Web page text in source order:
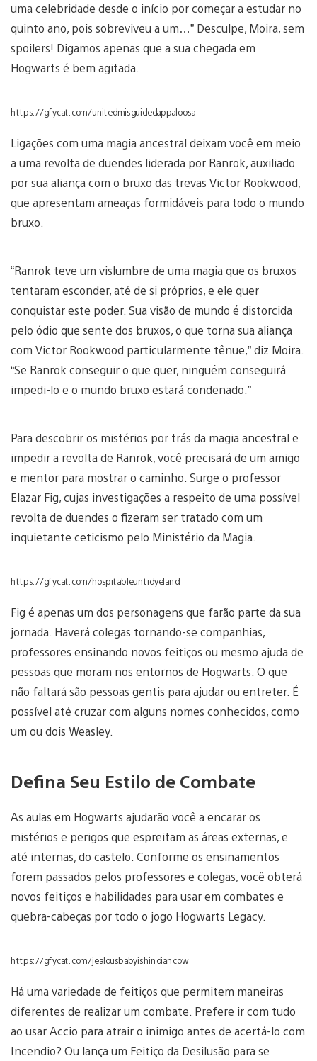
uma celebridade desde o início por começar a estudar no
quinto ano, pois sobreviveu a um…” Desculpe, Moira, sem
spoilers! Digamos apenas que a sua chegada em
Hogwarts é bem agitada.
https://gfycat.com/unitedmisguidedappaloosa
Ligações com uma magia ancestral deixam você em meio
a uma revolta de duendes liderada por Ranrok, auxiliado
por sua aliança com o bruxo das trevas Victor Rookwood,
que apresentam ameaças formidáveis para todo o mundo
bruxo.
“Ranrok teve um vislumbre de uma magia que os bruxos
tentaram esconder, até de si próprios, e ele quer
conquistar este poder. Sua visão de mundo é distorcida
pelo ódio que sente dos bruxos, o que torna sua aliança
com Victor Rookwood particularmente tênue,” diz Moira.
“Se Ranrok conseguir o que quer, ninguém conseguirá
impedi-lo e o mundo bruxo estará condenado.”
Para descobrir os mistérios por trás da magia ancestral e
impedir a revolta de Ranrok, você precisará de um amigo
e mentor para mostrar o caminho. Surge o professor
Elazar Fig, cujas investigações a respeito de uma possível
revolta de duendes o fizeram ser tratado com um
inquietante ceticismo pelo Ministério da Magia.
https://gfycat.com/hospitableuntidyeland
Fig é apenas um dos personagens que farão parte da sua
jornada. Haverá colegas tornando-se companhias,
professores ensinando novos feitiços ou mesmo ajuda de
pessoas que moram nos entornos de Hogwarts. O que
não faltará são pessoas gentis para ajudar ou entreter. É
possível até cruzar com alguns nomes conhecidos, como
um ou dois Weasley.
Defina Seu Estilo de Combate
As aulas em Hogwarts ajudarão você a encarar os
mistérios e perigos que espreitam as áreas externas, e
até internas, do castelo. Conforme os ensinamentos
forem passados pelos professores e colegas, você obterá
novos feitiços e habilidades para usar em combates e
quebra-cabeças por todo o jogo Hogwarts Legacy.
https://gfycat.com/jealousbabyishindiancow
Há uma variedade de feitiços que permitem maneiras
diferentes de realizar um combate. Prefere ir com tudo
ao usar Accio para atrair o inimigo antes de acertá-lo com
Incendio? Ou lança um Feitiço da Desilusão para se